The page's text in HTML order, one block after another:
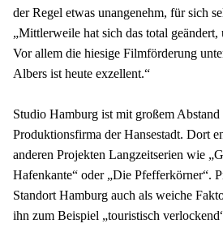
der Regel etwas unangenehm, für sich
„Mittlerweile hat sich das total
Vor allem die hiesige Filmförderung
Albers ist heute exzellent.“
Studio Hamburg ist mit großem
Produktionsfirma der Hansestadt. Dort
anderen Projekten Langzeitserien wie
Hafenkante“ oder „Die Pfefferkörner“.
Standort Hamburg auch als weiche
ihn zum Beispiel „touristisch